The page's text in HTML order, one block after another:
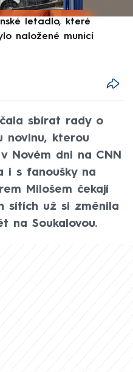
letadlo, které
naložené municí
sbírat rady o
novinu, kterou
Novém dni na CNN
i s fanoušky na
Milošem čekají
sítích už si změnila
na Soukalovou.